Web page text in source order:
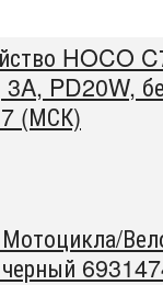
HOCO
PD20W,
(МСК)